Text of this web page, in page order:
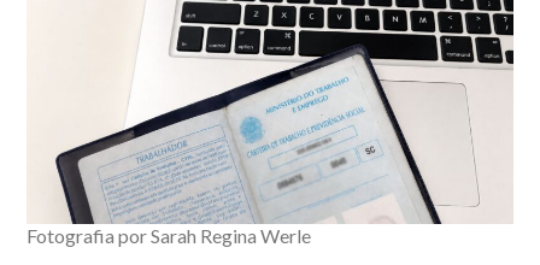
Fotografia por Sarah Regina Werle